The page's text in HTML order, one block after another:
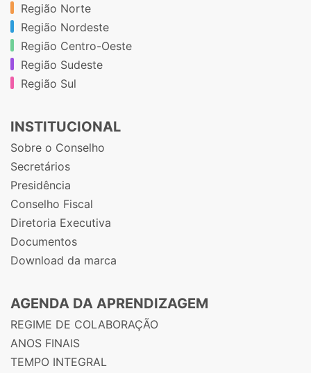
Região Norte
Região Nordeste
Região Centro-Oeste
Região Sudeste
Região Sul
INSTITUCIONAL
Sobre o Conselho
Secretários
Presidência
Conselho Fiscal
Diretoria Executiva
Documentos
Download da marca
AGENDA DA APRENDIZAGEM
REGIME DE COLABORAÇÃO
ANOS FINAIS
TEMPO INTEGRAL